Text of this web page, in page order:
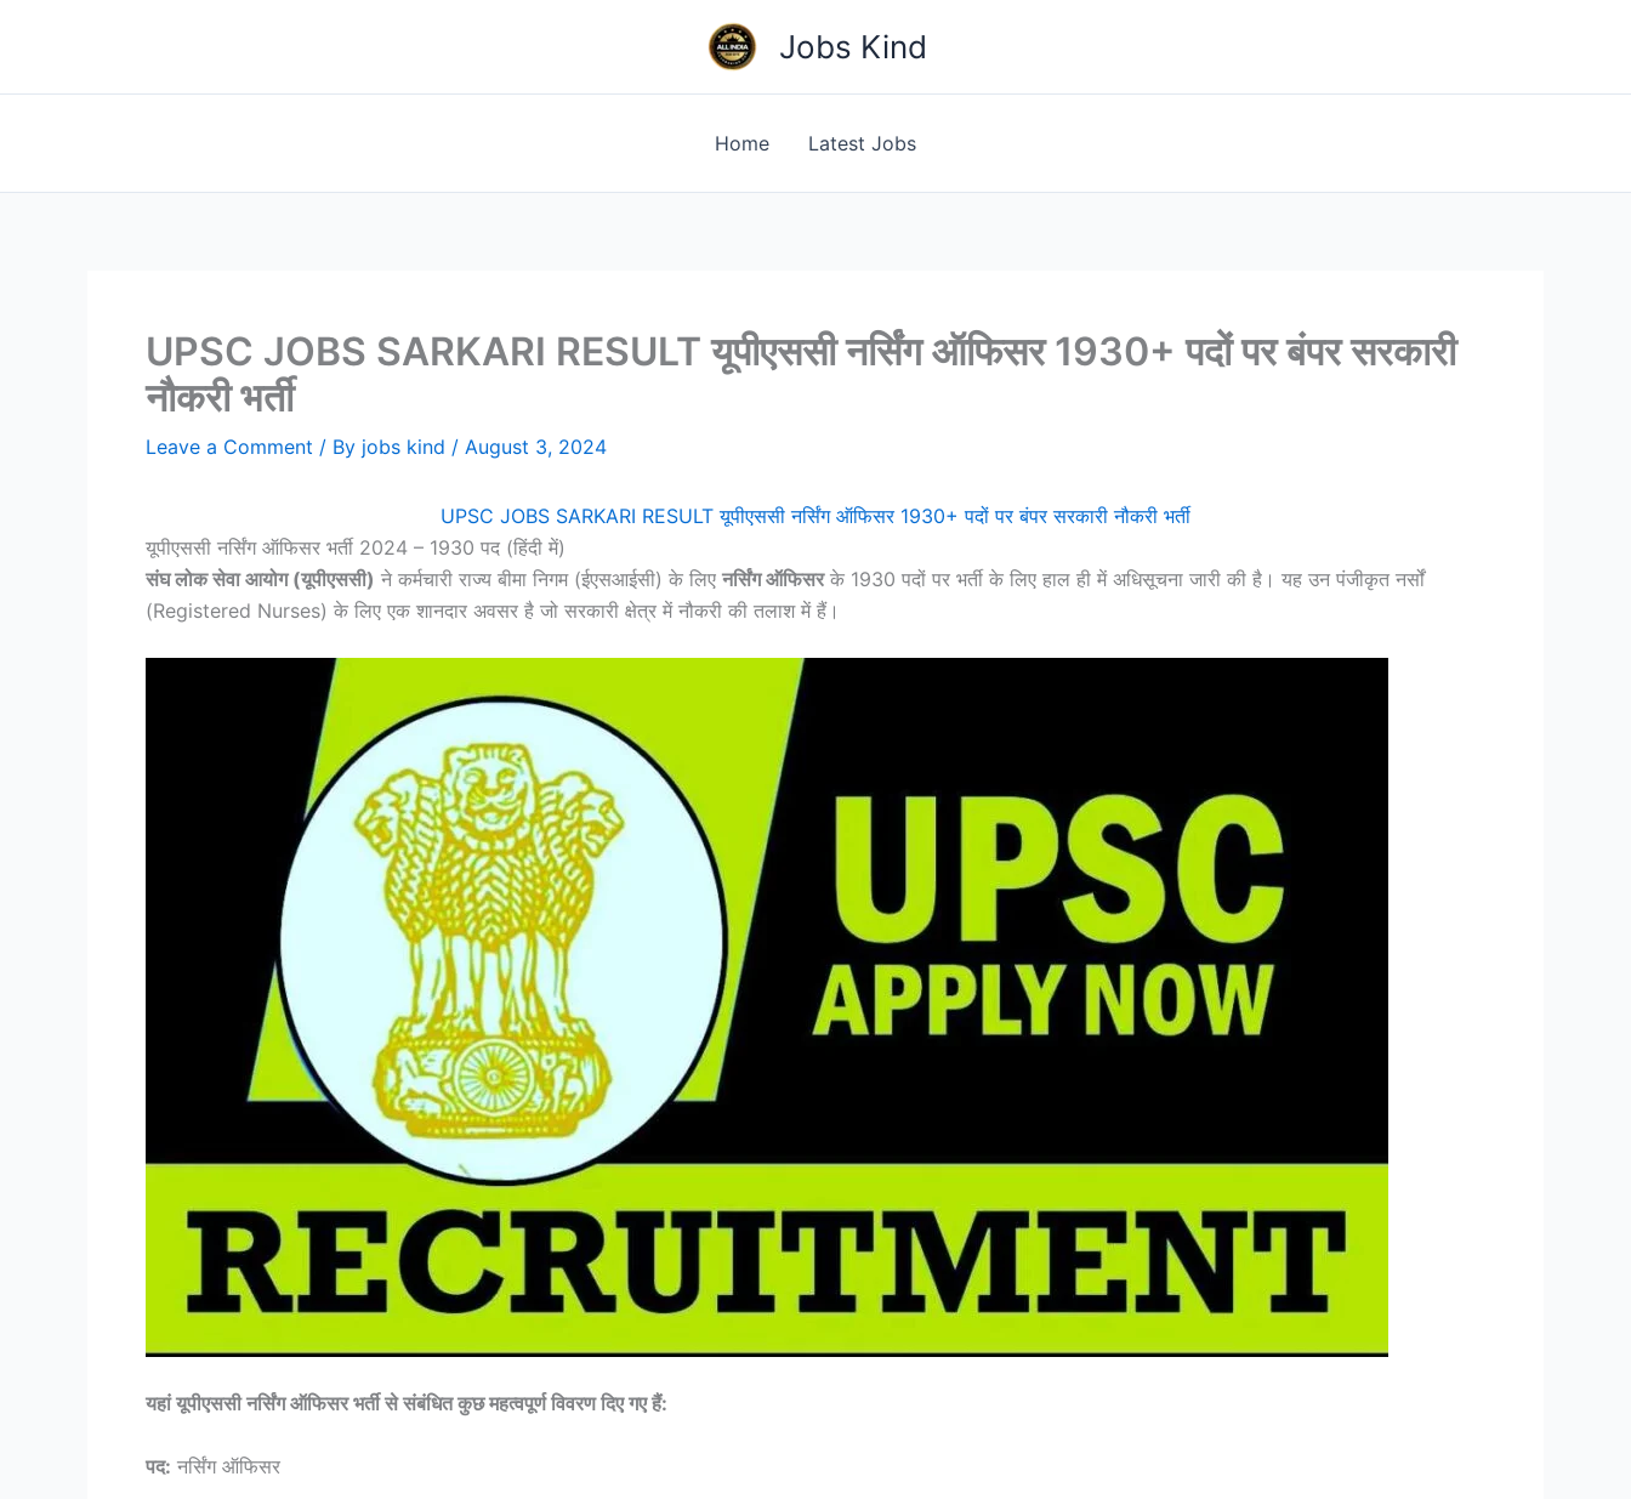
Jobs Kind
Home Latest Jobs
UPSC JOBS SARKARI RESULT यूपीएससी नर्सिंग ऑफिसर 1930+ पदों पर बंपर सरकारी
नौकरी भर्ती
Leave a Comment / By jobs kind / August 3, 2024
UPSC JOBS SARKARI RESULT यूपीएससी नर्सिंग ऑफिसर 1930+ पदों पर बंपर सरकारी नौकरी भर्ती
यूपीएससी नर्सिंग ऑफिसर भर्ती 2024 – 1930 पद (हिंदी में)
संघ लोक सेवा आयोग (यूपीएससी) ने कर्मचारी राज्य बीमा निगम (ईएसआईसी) के लिए नर्सिंग ऑफिसरके 1930 पदों पर भर्ती के लिए हाल ही में अधिसूचना जारी की है। यह उन पंजीकृत नर्सों
(Registered Nurses) के लिए एक शानदार अवसर है जो सरकारी क्षेत्र में नौकरी की तलाश में हैं।
यहां यूपीएससी नर्सिंग ऑफिसर भर्ती से संबंधित कुछ महत्वपूर्ण विवरण दिए गए हैं:
पद: नर्सिंग ऑफिसर